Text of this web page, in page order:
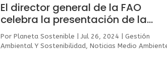
El director general de la FAO
celebra la presentación de la
Alianza Mundial contra el
y la Pobreza
Por Planeta Sostenible |Jul 26, 2024
Gestión
Ambiental Y Sostenibilidad, Noticias Medio